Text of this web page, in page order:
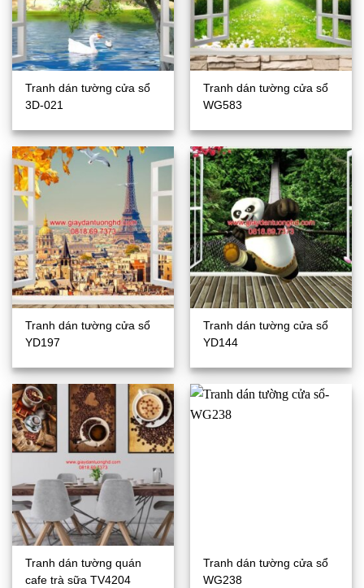
Tranh dán tường cửa sổ
3D-021
Tranh dán tường cửa sổ
WG583
Tranh dán tường cửa sổ
YD197
Tranh dán tường cửa sổ
YD144
Tranh dán tường quán
cafe trà sữa TV4204
Tranh dán tường cửa sổ
WG238